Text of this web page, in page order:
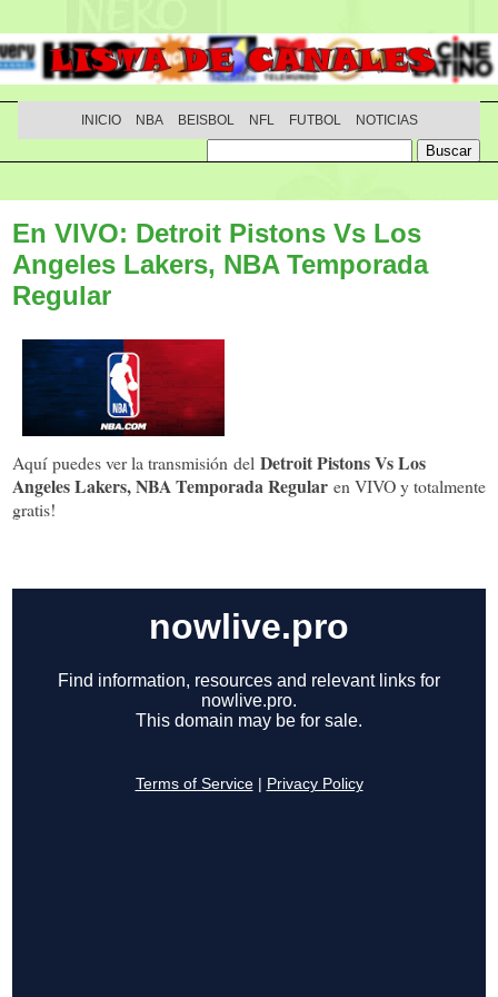
INICIO NBA BEISBOL NFL FUTBOL NOTICIAS
En VIVO: Detroit Pistons Vs Los
Angeles Lakers, NBA Temporada
Regular
Aquí puedes ver la transmisión del Detroit Pistons Vs Los
Angeles Lakers, NBA Temporada Regular en VIVO y totalmente
gratis!